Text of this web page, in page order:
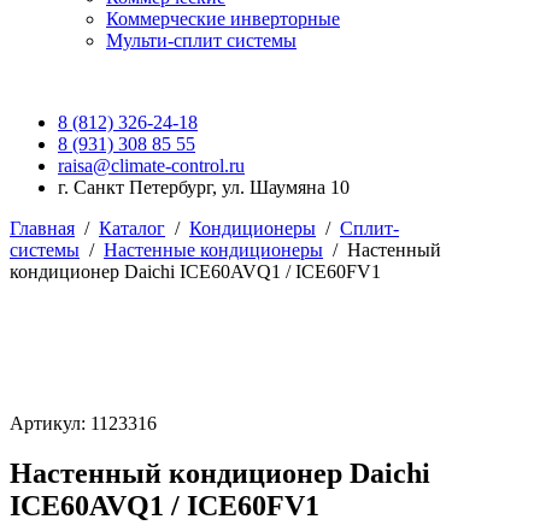
Коммерческие инверторные
Мульти-сплит системы
8 (812) 326-24-18
8 (931) 308 85 55
raisa@climate-control.ru
г. Санкт Петербург, ул. Шаумяна 10
Главная / Каталог / Кондиционеры / Сплит-
системы / Настенные кондиционеры / Настенный
кондиционер Daichi ICE60AVQ1 / ICE60FV1
Артикул: 1123316
Настенный кондиционер Daichi
ICE60AVQ1 / ICE60FV1